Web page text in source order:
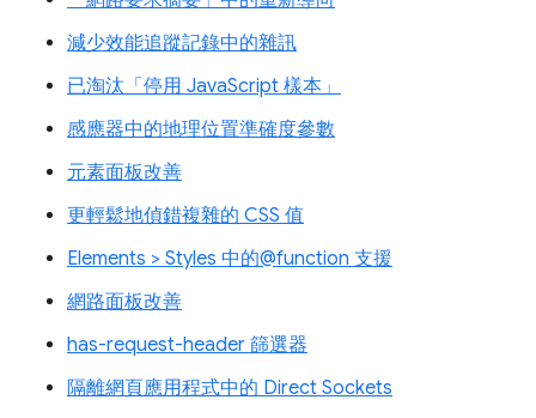
減少效能追蹤記錄中的雜訊
已淘汰「停用 JavaScript 樣本」
感應器中的地理位置準確度參數
元素面板改善
更輕鬆地偵錯複雜的 CSS 值
Elements > Styles 中的@function 支援
網路面板改善
has-request-header 篩選器
隔離網頁應用程式中的 Direct Sockets